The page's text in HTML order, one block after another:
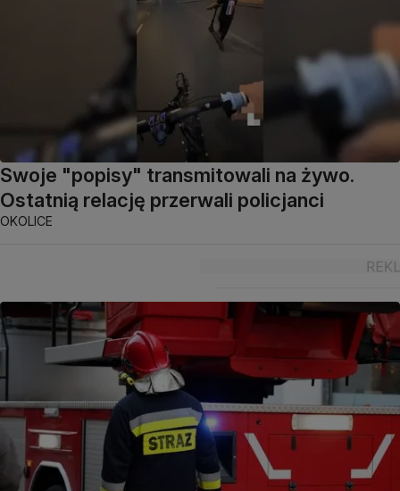
Swoje "popisy" transmitowali na żywo.
Ostatnią relację przerwali policjanci
OKOLICE